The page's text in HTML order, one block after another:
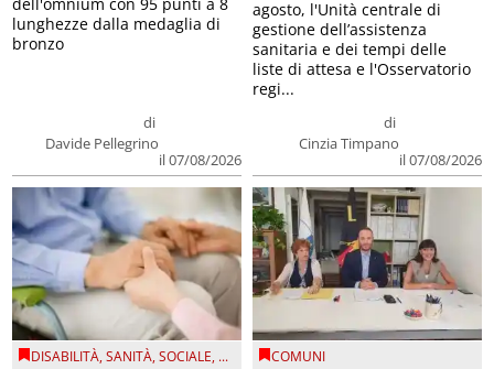
di
Davide Pellegrino
il 07/08/2026
lunghezze dalla medaglia di
bronzo
di
Cinzia Timpano
il 07/08/2026
agosto, l'Unità centrale di
gestione dell’assistenza
sanitaria e dei tempi delle
liste di attesa e l'Osservatorio
regi...
DISABILITÀ,SANITÀ,SOCIALE, ... COMUNI